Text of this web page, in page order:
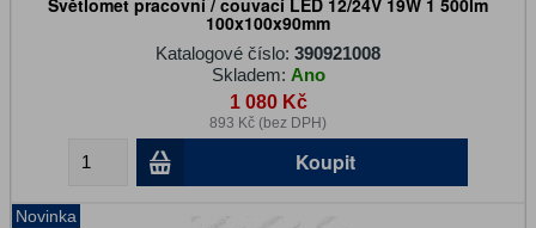
Světlomet pracovní / couvací LED 12/24V 19W 1 500lm
100x100x90mm
Katalogové číslo: 390921008
Skladem: Ano
1 080 Kč
893 Kč (bez DPH)
Koupit
Novinka